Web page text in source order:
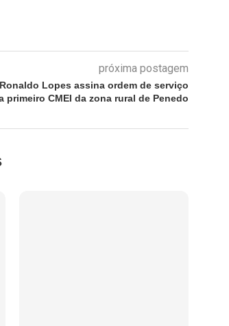
próxima postagem
Lopes assina ordem de serviço
primeiro CMEI da zona rural de Penedo